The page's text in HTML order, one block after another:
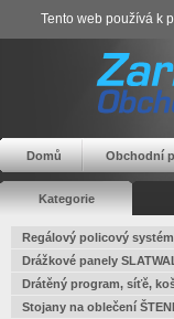
Domů Obchodní
Kategorie
Regálový policový systém
Drážkové panely
Drátěný program, síťě,
Stojany na oblečení
Tento web používá k